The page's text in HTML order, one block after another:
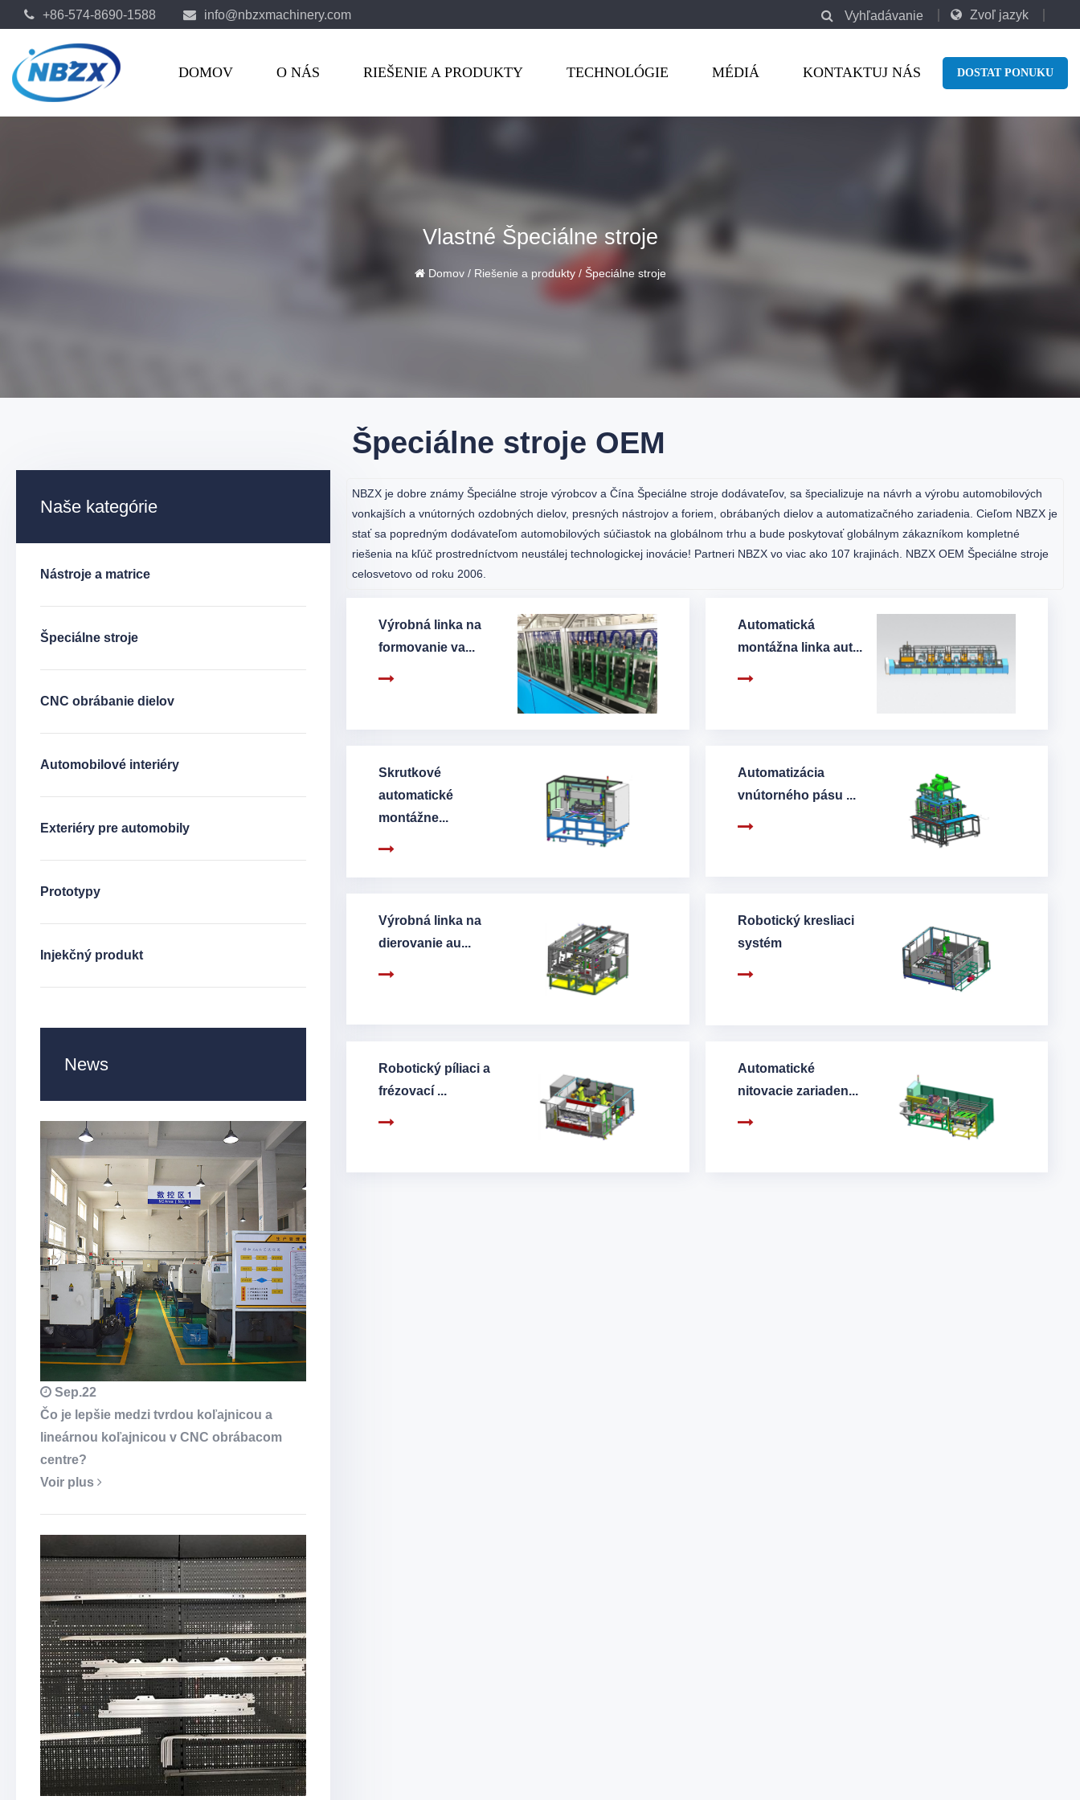
+86-574-8690-1588 info@nbzxmachinery.com
OEM Špeciálne stroje Výrobcovia
Vyhľadávanie Zvoľ jazyk
DOMOV O NÁS RIEŠENIE A PRODUKTY TECHNOLÓGIE MÉDIÁ KONTAKTUJ NÁS DOSTAT PONUKU
Vlastné Špeciálne stroje
Domov/ Riešenie a produkty/ Špeciálne stroje
Naše kategórie
Nástroje a matrice
Špeciálne stroje
CNC obrábanie dielov
Automobilové interiéry
Exteriéry pre automobily
Prototypy
Injekčný produkt
News
Sep.22
Čo je lepšie medzi tvrdou koľajnicou a
lineárnou koľajnicou v CNC obrábacom
centre?
Voir plus
Špeciálne stroje OEM
NBZX je dobre známyŠpeciálne stroje výrobcov aČína Špeciálne stroje dodávateľov, sa špecializuje na návrh a výrobu automobilových
vonkajších a vnútorných ozdobných dielov, presných nástrojov a foriem, obrábaných dielov a automatizačného zariadenia. Cieľom NBZX je
stať sa popredným dodávateľom automobilových súčiastok na globálnom trhu a bude poskytovať globálnym zákazníkom kompletné
riešenia na kľúč prostredníctvom neustálej technologickej inovácie! Partneri NBZX vo viac ako 107 krajinách. NBZX OEM Špeciálne stroje
celosvetovo od roku 2006.
Výrobná linka na
formovanie va...
Automatická
montážna linka aut...
Skrutkové
automatické
montážne...
Automatizácia
vnútorného pásu ...
Výrobná linka na
dierovanie au...
Robotický kresliaci
systém
Robotický píliaci a
frézovací ...
Automatické
nitovacie zariaden...